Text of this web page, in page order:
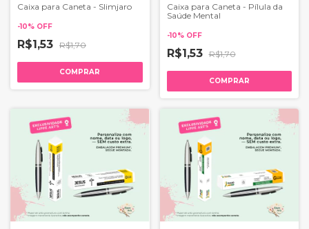
Caixa para Caneta - Slimjaro
-10% OFF
R$1,53 R$1,70
COMPRAR
Caixa para Caneta - Pílula da
Saúde Mental
-10% OFF
R$1,53 R$1,70
COMPRAR